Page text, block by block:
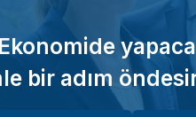
bir adım